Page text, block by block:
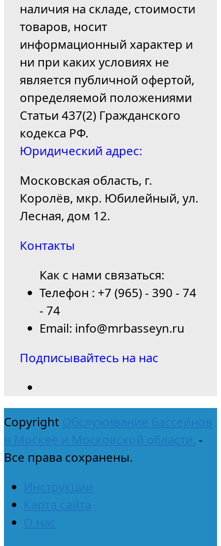
наличия на складе, стоимости
товаров, носит
информационный характер и
ни при каких условиях не
является публичной офертой,
определяемой положениями
Статьи 437(2) Гражданского
кодекса РФ.
Юридический адрес:
Московская область, г.
Королёв, мкр. Юбилейный, ул.
Лесная, дом 12.
Контакты
Как с нами связаться:
Телефон : +7 (965) - 390 - 74
- 74
Email: info@mrbasseyn.ru
Подписывайтесь на нас
Copyright Обслуживание бассейнов
в Москве и Московской области. -
Все права сохранены.
Инструкции
Карта сайта
О нас